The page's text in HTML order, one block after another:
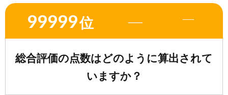
99999位 ― ―
総合評価の点数はどのように算出されて
いますか？